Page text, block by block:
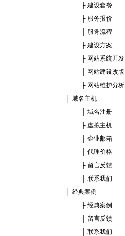
├ 建设套餐
├ 服务报价
├ 服务流程
├ 建设方案
├ 网站系统开发
├ 网站建设改版
├ 网站维护分析
├ 域名主机
├ 域名注册
├ 虚拟主机
├ 企业邮箱
├ 代理价格
├ 留言反馈
├ 联系我们
├ 经典案例
├ 经典案例
├ 留言反馈
├ 联系我们